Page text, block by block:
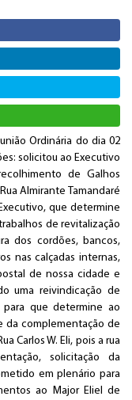
Ordinária do dia 02
solicitou ao Executivo
de Galhos
Almirante Tamandaré
que determine
de revitalização
dos cordões, bancos,
nas calçadas internas,
de nossa cidade e
uma reivindicação de
para que determine ao
da complementação de
Carlos W. Eli, pois a rua
solicitação da
em plenário para
ao Major Eliel de